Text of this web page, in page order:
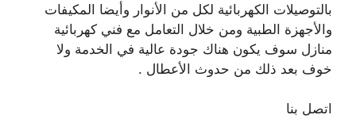
بالتوصيلات الكهربائية لكل من الأنوار وأيضا المكيفات
والأجهزة الطبية ومن خلال التعامل مع فني كهربائية
منازل سوف يكون هناك جودة عالية في الخدمة ولا
خوف بعد ذلك من حدوث الأعطال .
اتصل بنا